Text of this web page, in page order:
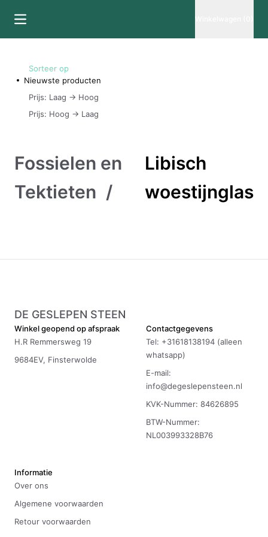
Sorteer op
Nieuwste producten
Prijs: Laag -> Hoog
Prijs: Hoog -> Laag
Fossielen en
Tektieten /
Libisch
woestijnglas
DE GESLEPEN STEEN
Winkel geopend op afspraak
H.R Remmersweg 19
9684EV, Finsterwolde
Contactgegevens
Tel: +31618138194 (alleen
whatsapp)
E-mail:
info@degeslepensteen.nl
KVK-Nummer: 84626895
BTW-Nummer:
NL003993328B76
Informatie
Over ons
Algemene voorwaarden
Retour voorwaarden